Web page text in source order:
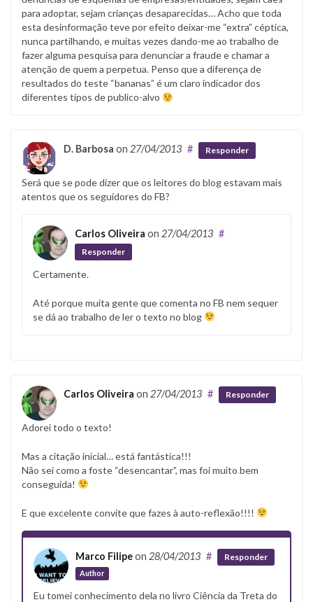
para adoptar, sejam crianças desaparecidas… Acho que toda
esta desinformação teve por efeito deixar-me “extra” céptica,
nunca partilhando, e muitas vezes dando-me ao trabalho de
fazer alguma pesquisa para denunciar a fraude e chamar a
atenção de quem a perpetua. Penso que a diferença de
resultados do teste “bananas” é um claro indicador dos
diferentes tipos de publico-alvo
D. Barbosa on 27/04/2013 # Responder
Será que se pode dizer que os leitores do blog estavam mais
atentos que os seguidores do FB?
Carlos Oliveira on 27/04/2013 #
Responder
Certamente.
Até porque muita gente que comenta no FB nem sequer
se dá ao trabalho de ler o texto no blog
Carlos Oliveira on 27/04/2013 # Responder
Adorei todo o texto!
Mas a citação inicial… está fantástica!!!
Não sei como a foste “desencantar”, mas foi muito bem
conseguida!
E que excelente convite que fazes à auto-reflexão!!!!
Marco Filipeon 28/04/2013
Author
# Responder
Eu tomei conhecimento dela no livro Ciência da Treta do